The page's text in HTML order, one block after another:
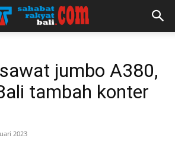
jumbo A380,
tambah konter
2023